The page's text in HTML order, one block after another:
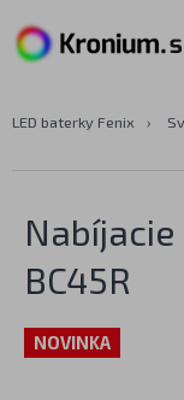
LED baterky Fenix ›
BC45R
NOVINKA